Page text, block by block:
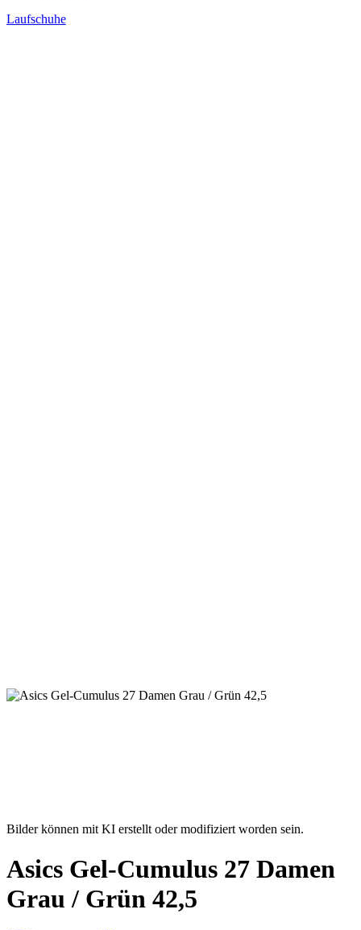
Laufschuhe
Bilder können mit KI erstellt oder modifiziert worden sein.
Asics Gel-Cumulus 27 Damen
Grau / Grün 42,5